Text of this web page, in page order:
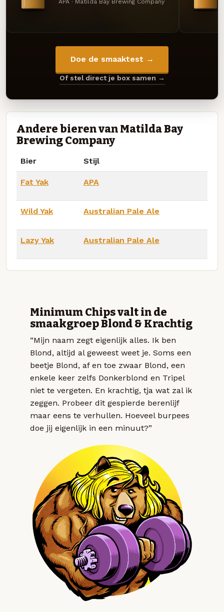
APA · Matilda Bay Brewing Company
Doe de smaaktest →
Of stel direct je box samen →
Andere bieren van Matilda Bay
Brewing Company
Bier Stijl
Fat Yak APA
Wild Yak Australian Pale Ale
Lazy Yak Australian Pale Ale
Minimum Chips valt in de
smaakgroep Blond & Krachtig
“Mijn naam zegt eigenlijk alles. Ik ben
Blond, altijd al geweest weet je. Soms een
beetje Blond, af en toe zwaar Blond, een
enkele keer zelfs Donkerblond en Tripel
niet te vergeten. En krachtig, tja wat zal ik
zeggen. Probeer dit gespierde berenlijf
maar eens te verhullen. Hoeveel burpees
doe jij eigenlijk in een minuut?”